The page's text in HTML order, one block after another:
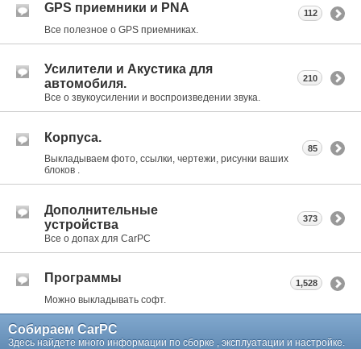
GPS приемники и PNA
Все полезное о GPS приемниках.
112
Усилители и Акустика для
автомобиля.
Все о звукоусилении и воспроизведении звука.
210
Корпуса.
Выкладываем фото, ссылки, чертежи, рисунки ваших
блоков .
85
Дополнительные
устройства
Все о допах для CarPC
373
Программы
Можно выкладывать софт.
1,528
Собираем CarPC
Здесь найдете много информации по сборке , эксплуатации и настройке.